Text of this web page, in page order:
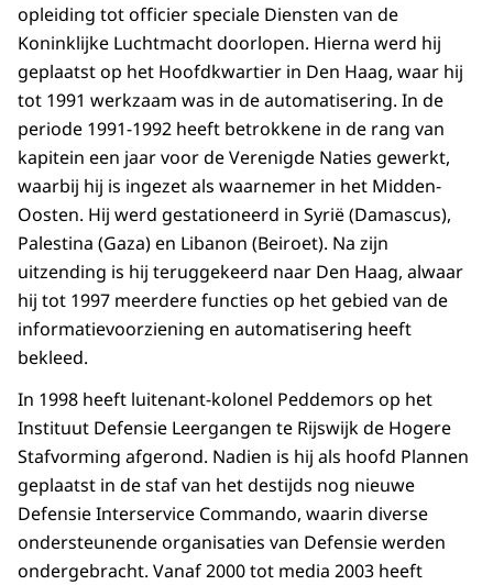
opleiding tot officier speciale Diensten van de
Koninklijke Luchtmacht doorlopen. Hierna werd hij
geplaatst op het Hoofdkwartier in Den Haag, waar hij
tot 1991 werkzaam was in de automatisering. In de
periode 1991-1992 heeft betrokkene in de rang van
kapitein een jaar voor de Verenigde Naties gewerkt,
waarbij hij is ingezet als waarnemer in het Midden-
Oosten. Hij werd gestationeerd in Syrië (Damascus),
Palestina (Gaza) en Libanon (Beiroet). Na zijn
uitzending is hij teruggekeerd naar Den Haag, alwaar
hij tot 1997 meerdere functies op het gebied van de
informatievoorziening en automatisering heeft
bekleed.
In 1998 heeft luitenant-kolonel Peddemors op het
Instituut Defensie Leergangen te Rijswijk de Hogere
Stafvorming afgerond. Nadien is hij als hoofd Plannen
geplaatst in de staf van het destijds nog nieuwe
Defensie Interservice Commando, waarin diverse
ondersteunende organisaties van Defensie werden
ondergebracht. Vanaf 2000 tot media 2003 heeft